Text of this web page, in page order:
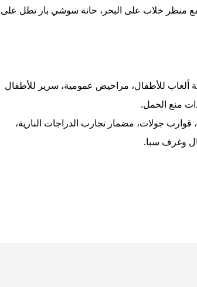
منظر خلاب على البحر، حانة سوشي بار تطل على
ألعاب للأطفال، مراحيض عمومية، سرير للأطفال
منع الحمل.
جولات، مضمار تجارب الدراجات النارية،
وغرف سبا.